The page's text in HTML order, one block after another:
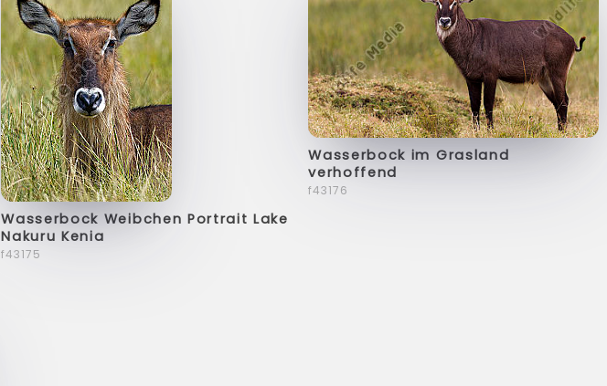
Wasserbock Weibchen Portrait Lake
Nakuru Kenia
f43175
Wasserbock im Grasland
verhoffend
f43176